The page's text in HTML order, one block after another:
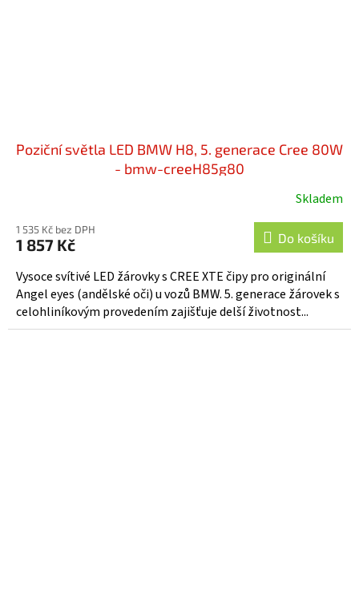
Poziční světla LED BMW H8, 5. generace Cree 80W
- bmw-creeH85g80
Skladem
1 535 Kč bez DPH
1 857 Kč Do košíku
Vysoce svítivé LED žárovky s CREE XTE čipy pro originální
Angel eyes (andělské oči) u vozů BMW. 5. generace žárovek s
celohliníkovým provedením zajišťuje delší životnost...